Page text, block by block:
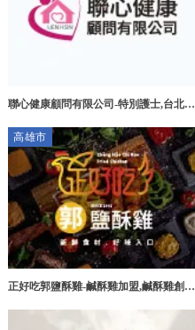
聯心健康顧問有限公司-特別護士,台北特
高雄市
正好吃郭鹽酥雞-鹹酥雞加盟,鹹酥雞創